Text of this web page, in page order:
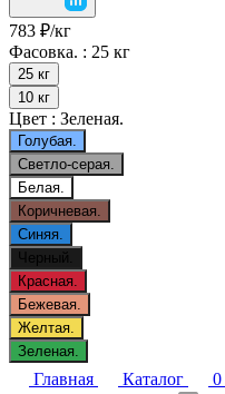
783 ₽/кг
Фасовка. : 25 кг
25 кг
10 кг
Цвет : Зеленая.
Голубая.
Светло-серая.
Белая.
Коричневая.
Синяя.
Черный.
Красная.
Бежевая.
Желтая.
Зеленая.
Главная Каталог 0